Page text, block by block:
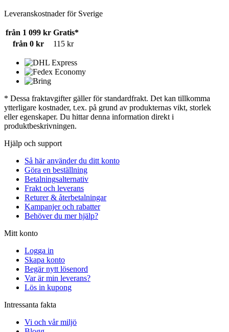
Leveranskostnader för Sverige
från 1 099 kr Gratis*
från 0 kr
115 kr
* Dessa fraktavgifter gäller för standardfrakt. Det kan tillkomma
ytterligare kostnader, t.ex. på grund av produkternas vikt, storlek
eller egenskaper. Du hittar denna information direkt i
produktbeskrivningen.
Hjälp och support
Så här använder du ditt konto
Göra en beställning
Betalningsalternativ
Frakt och leverans
Returer & återbetalningar
Kampanjer och rabatter
Behöver du mer hjälp?
Mitt konto
Logga in
Skapa konto
Begär nytt lösenord
Var är min leverans?
Lös in kupong
Intressanta fakta
Vi och vår miljö